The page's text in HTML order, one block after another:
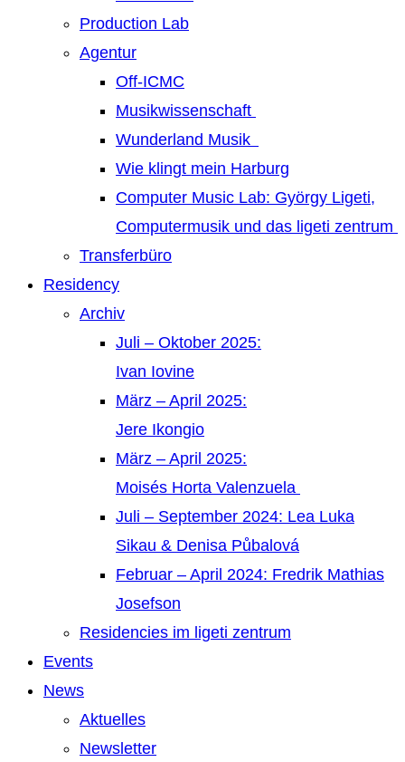
Production Lab
Agentur
Off-ICMC
Musikwissenschaft
Wunderland Musik
Wie klingt mein Harburg
Computer Music Lab: György Ligeti,
Computermusik und das ligeti zentrum
Transferbüro
Residency
Archiv
Juli – Oktober 2025:
Ivan Iovine
März – April 2025:
Jere Ikongio
März – April 2025:
Moisés Horta Valenzuela
Juli – September 2024: Lea Luka
Sikau & Denisa Půbalová
Februar – April 2024: Fredrik Mathias
Josefson
Residencies im ligeti zentrum
Events
News
Aktuelles
Newsletter